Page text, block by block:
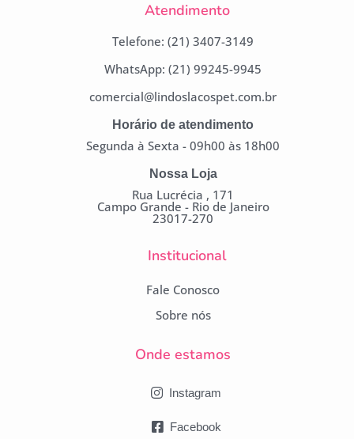
Atendimento
Telefone: (21) 3407-3149
WhatsApp: (21) 99245-9945
comercial@lindoslacospet.com.br
Horário de atendimento
Segunda à Sexta - 09h00 às 18h00
Nossa Loja
Rua Lucrécia , 171
Campo Grande - Rio de Janeiro
23017-270
Institucional
Fale Conosco
Sobre nós
Onde estamos
Instagram
Facebook